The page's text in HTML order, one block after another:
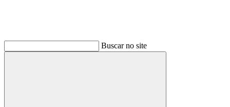
Buscar no site